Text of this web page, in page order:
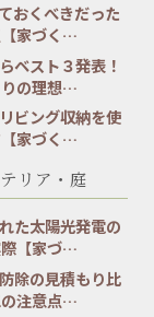
おくべきだった
家づく…
ベスト３発表！
りの理想…
ビング収納を使
家づく…
リア・庭
た太陽光発電の
【家づ…
除の見積もり比
注意点…